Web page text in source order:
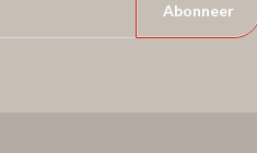
Abonneer